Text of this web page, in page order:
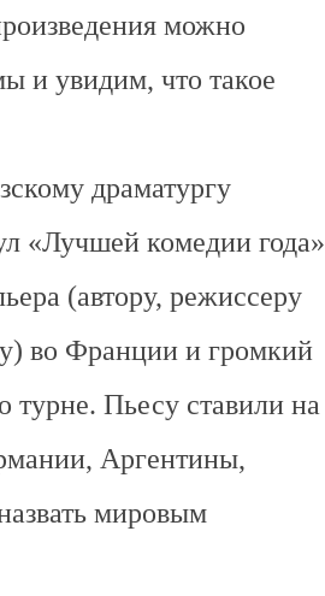
можно
и увидим, что такое
драматургу
«Лучшей комедии года»
(автору, режиссеру
во Франции и громкий
турне. Пьесу ставили на
Аргентины,
мировым